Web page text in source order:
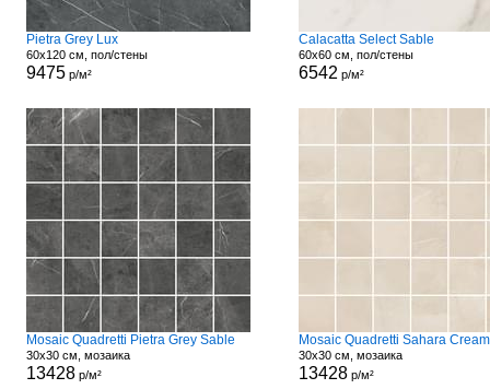
Pietra Grey Lux
60x120 см, пол/стены
9475р/м²
Calacatta Select Sable
60x60 см, пол/стены
6542 р/м²
Mosaic Quadretti Pietra Grey Sable
30x30 см, мозаика
13428р/м²
30x30 см, мозаика
13428р/м²